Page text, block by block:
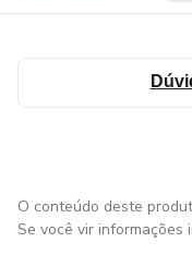
O conteúdo deste
Se você vir informações